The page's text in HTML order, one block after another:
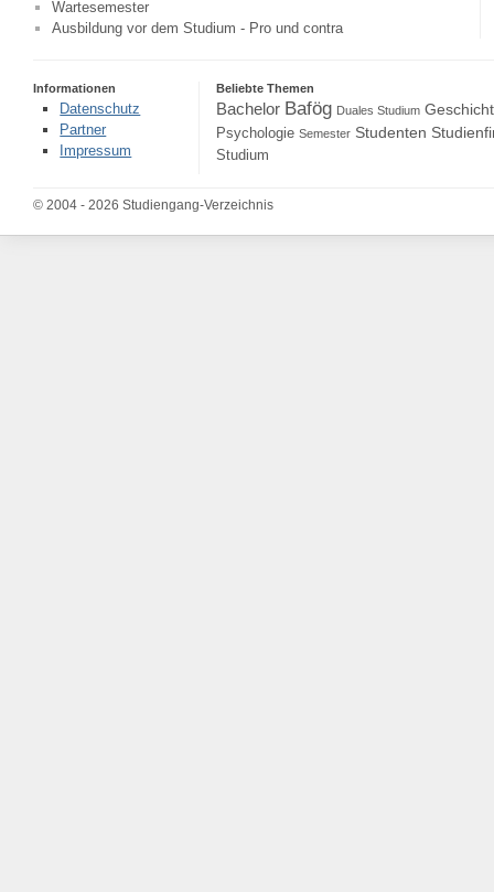
Wartesemester
Ausbildung vor dem Studium - Pro und contra
Informationen
Datenschutz
Partner
Impressum
Beliebte Themen
Bachelor Bafög Duales Studium
Psychologie Semester Studenten
Studium
© 2004 - 2026 Studiengang-Verzeichnis